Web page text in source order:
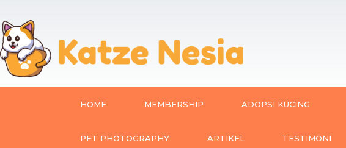
HOME MEMBERSHIP ADOPSI KUCING
PET PHOTOGRAPHY ARTIKEL TESTIMONI